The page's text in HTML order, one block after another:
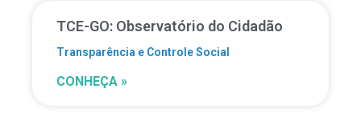
TCE-GO: Observatório do Cidadão
Transparência e Controle Social
CONHEÇA »